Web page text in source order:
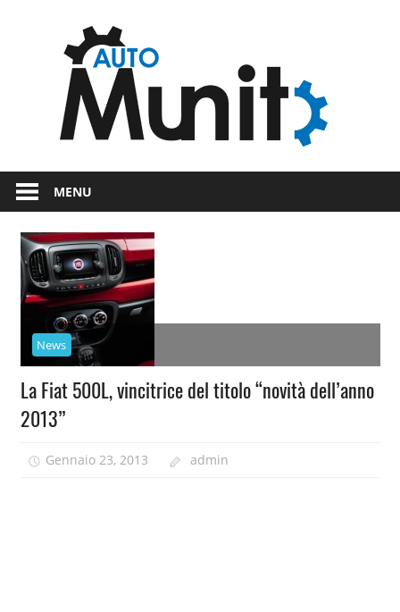
e
dal
mondo
dei
motori
MENU
News
La Fiat 500L, vincitrice del titolo “novità dell’anno
2013”
Gennaio 23, 2013 admin